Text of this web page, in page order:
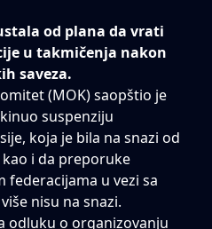
od plana da vrati
u takmičenja nakon
saveza.
(MOK) saopštio je
suspenziju
koja je bila na snazi od
i da preporuke
u vezi sa
nisu na snazi.
odluku o organizovanju